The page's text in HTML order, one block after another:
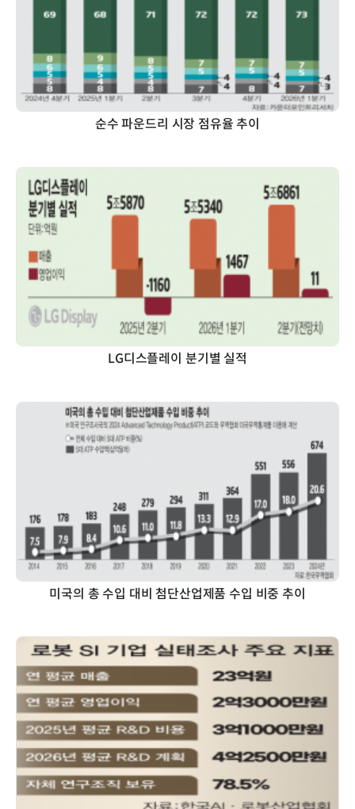
순수 파운드리 시장 점유율 추이
LG디스플레이 분기별 실적
미국의 총 수입 대비 첨단산업제품 수입 비중 추이